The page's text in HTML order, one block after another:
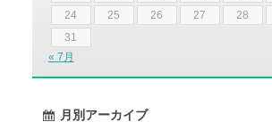
24
25 26 27 28
31
« 7月
月別アーカイブ